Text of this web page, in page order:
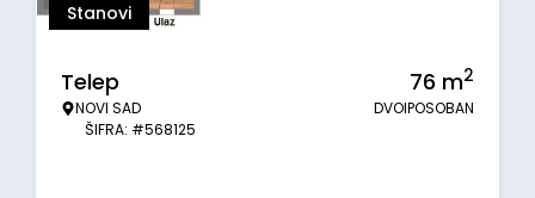
Stanovi
Telep
NOVI SAD
ŠIFRA: #568125
76 m2
DVOIPOSOBAN